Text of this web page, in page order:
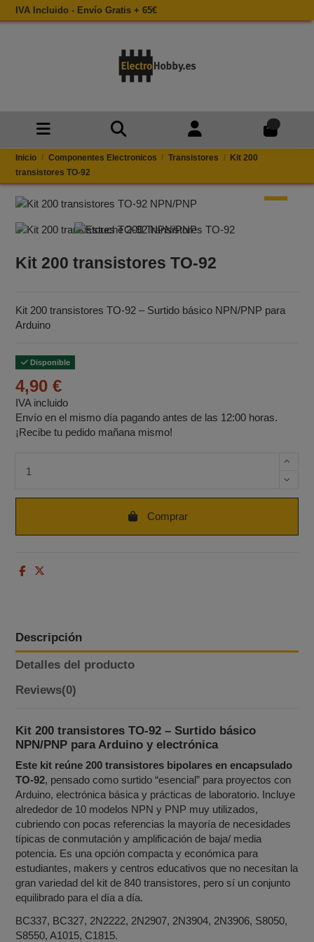
IVA Incluido - Envío Gratis + 65€
Inicio Componentes Electronicos Transistores
Kit 200
transistores TO‑92
Kit 200 transistores TO‑92
Kit 200 transistores TO‑92 – Surtido básico NPN/PNP para
Arduino
Disponible
4,90 €
IVA incluido
Envío en el mismo día pagando antes de las 12:00 horas.
¡Recibe tu pedido mañana mismo!
Comprar
Descripción
Detalles del producto
Reviews(0)
Kit 200 transistores TO‑92 – Surtido básico
NPN/PNP para Arduino y electrónica
Este kit reúne 200 transistores bipolares en encapsulado
TO‑92, pensado como surtido “esencial” para proyectos con
Arduino, electrónica básica y prácticas de laboratorio. Incluye
alrededor de 10 modelos NPN y PNP muy utilizados,
cubriendo con pocas referencias la mayoría de necesidades
típicas de conmutación y amplificación de baja/ media
potencia. Es una opción compacta y económica para
estudiantes, makers y centros educativos que no necesitan la
gran variedad del kit de 840 transistores, pero sí un conjunto
equilibrado para el día a día.​
BC337, BC327, 2N2222, 2N2907, 2N3904, 2N3906, S8050,
S8550, A1015, C1815.